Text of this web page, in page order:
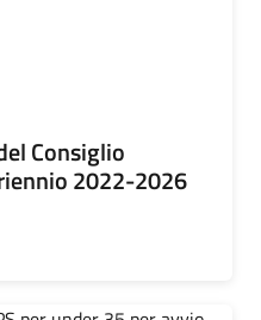
Consiglio
2022-2026